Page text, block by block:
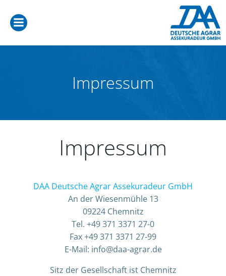
Impressum
Impressum
DAA Deutsche Agrar Assekuradeur GmbH
An der Wiesenmühle 13
09224 Chemnitz
Tel. +49 371 3371 27-0
Fax +49 371 3371 27-99
E-Mail: info@daa-agrar.de
Sitz der Gesellschaft ist Chemnitz